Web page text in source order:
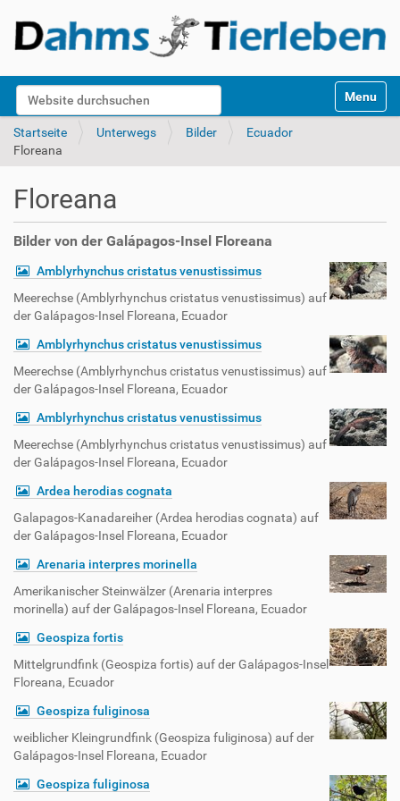
Website durchsuchen
k
Toggle
Startseite Unterwegs Bilder
Ecuador
Floreana
Floreana
Bilder von der Galápagos-Insel Floreana
Amblyrhynchus cristatus venustissimus
Meerechse (Amblyrhynchus cristatus venustissimus) auf
der Galápagos-Insel Floreana, Ecuador
Amblyrhynchus cristatus venustissimus
Meerechse (Amblyrhynchus cristatus venustissimus) auf
der Galápagos-Insel Floreana, Ecuador
Amblyrhynchus cristatus venustissimus
Meerechse (Amblyrhynchus cristatus venustissimus) auf
der Galápagos-Insel Floreana, Ecuador
Ardea herodias cognata
Galapagos-Kanadareiher (Ardea herodias cognata) auf
der Galápagos-Insel Floreana, Ecuador
Arenaria interpres morinella
Amerikanischer Steinwälzer (Arenaria interpres
morinella) auf der Galápagos-Insel Floreana, Ecuador
Geospiza fortis
Mittelgrundfink (Geospiza fortis) auf der Galápagos-Insel
Floreana, Ecuador
Geospiza fuliginosa
weiblicher Kleingrundfink (Geospiza fuliginosa) auf der
Galápagos-Insel Floreana, Ecuador
Geospiza fuliginosa